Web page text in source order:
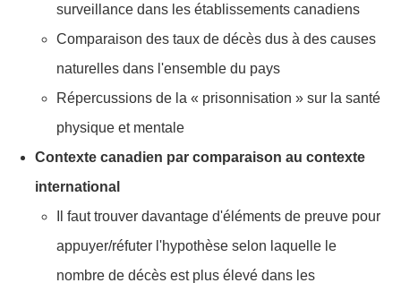
surveillance dans les établissements canadiens
Comparaison des taux de décès dus à des causes
naturelles dans l'ensemble du pays
Répercussions de la « prisonnisation » sur la santé
physique et mentale
Contexte canadien par comparaison au contexte
international
Il faut trouver davantage d'éléments de preuve pour
appuyer/réfuter l'hypothèse selon laquelle le
nombre de décès est plus élevé dans les